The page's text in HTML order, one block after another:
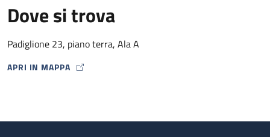
Dove si trova
Padiglione 23, piano terra, Ala A
APRI IN MAPPA
MAP ICON